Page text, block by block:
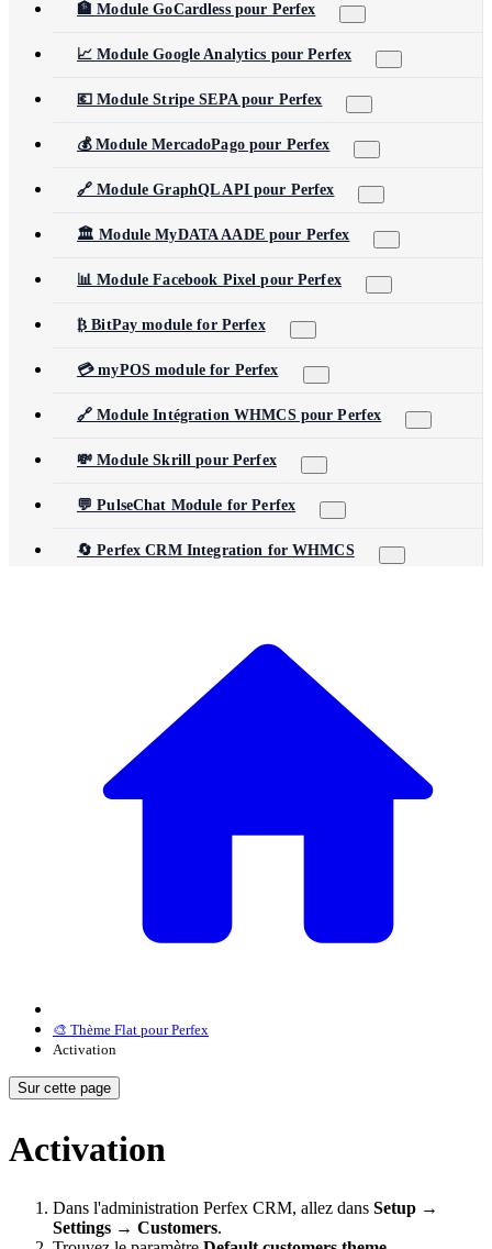
🏦 Module GoCardless pour Perfex
📈 Module Google Analytics pour Perfex
💶 Module Stripe SEPA pour Perfex
💰 Module MercadoPago pour Perfex
🔗 Module GraphQL API pour Perfex
🏛️ Module MyDATA AADE pour Perfex
📊 Module Facebook Pixel pour Perfex
₿ BitPay module for Perfex
💳 myPOS module for Perfex
🔗 Module Intégration WHMCS pour Perfex
💸 Module Skrill pour Perfex
💬 PulseChat Module for Perfex
🔄 Perfex CRM Integration for WHMCS
🎨 Thème Flat pour Perfex
Activation
Sur cette page
Activation
Dans l'administration Perfex CRM, allez dans Setup →
Settings → Customers.